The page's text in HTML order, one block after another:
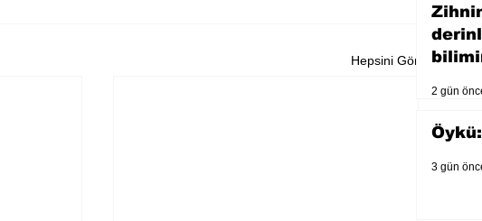
Hepsini Gör
2 gün
3 gün